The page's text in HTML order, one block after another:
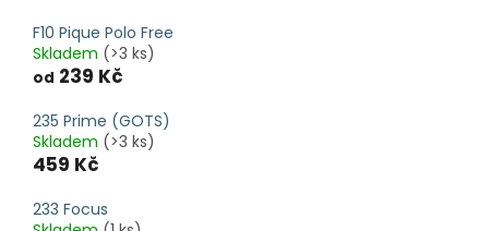
F10 Pique Polo Free
Skladem (>3 ks)
od 239 Kč
235 Prime (GOTS)
Skladem (>3 ks)
459 Kč
233 Focus